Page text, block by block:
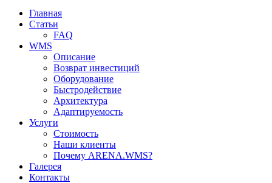
Главная
Статьи
FAQ
WMS
Описание
Возврат инвестиций
Оборудование
Быстродействие
Архитектура
Адаптируемость
Услуги
Стоимость
Наши клиенты
Почему ARENA.WMS?
Галерея
Контакты